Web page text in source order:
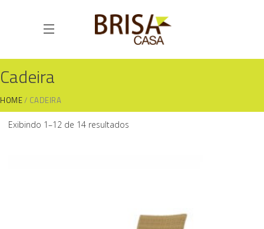
Cadeira
HOME CADEIRA
Exibindo 1–12 de 14 resultados